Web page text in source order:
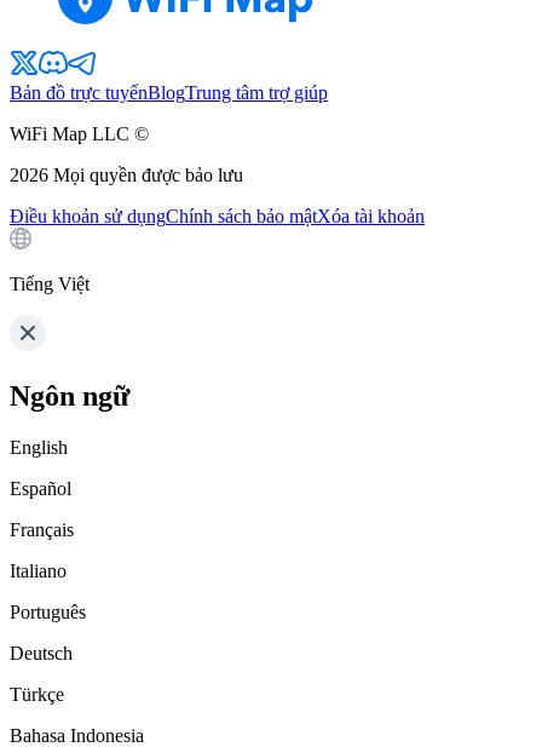
Bản đồ trực tuyếnBlogTrung tâm trợ giúp
WiFi Map LLC ©
2026 Mọi quyền được bảo lưu
Điều khoản sử dụngChính sách bảo mậtXóa tài khoản
Tiếng Việt
Ngôn ngữ
English
Español
Français
Italiano
Português
Deutsch
Türkçe
Bahasa Indonesia